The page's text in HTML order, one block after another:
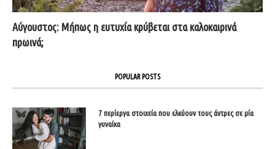
Αύγουστος: Μήπως η ευτυχία κρύβεται στα καλοκαιρινά
πρωινά;
POPULAR POSTS
7 περίεργα στοιχεία που ελκύουν τους άντρες σε μία
γυναίκα